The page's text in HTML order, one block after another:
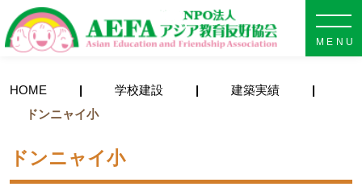
HOME 学校建設
建築実績
ドンニャイ小
ドンニャイ小